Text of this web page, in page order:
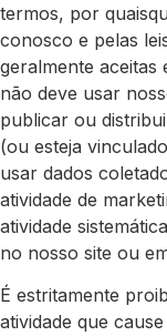
termos, por
conosco e pelas
geralmente aceitas
não deve usar
publicar ou
(ou esteja
usar dados
atividade de
atividade
no nosso site ou
É estritamente
atividade que